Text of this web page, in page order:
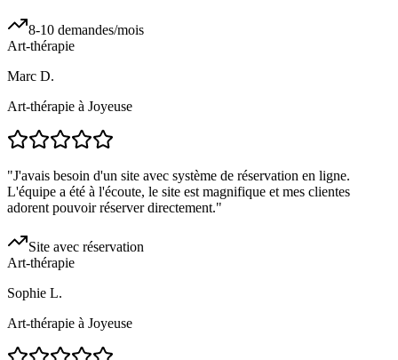
8-10 demandes/mois
Art-thérapie
Marc D.
Art-thérapie à Joyeuse
"J'avais besoin d'un site avec système de réservation en ligne.
L'équipe a été à l'écoute, le site est magnifique et mes clientes
adorent pouvoir réserver directement."
Site avec réservation
Art-thérapie
Sophie L.
Art-thérapie à Joyeuse